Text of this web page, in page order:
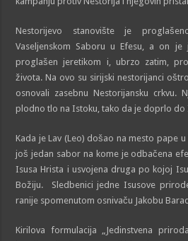
Nestorijevo stanovište je
Vaseljenskom Saboru u Efesu, a on je
proglašen jeretikom i, ubrzo zatim,
života. Na ovo su sirijski nestorijanci
osnovali zasebnu Nestorijansku crkvu.
plodno tlo na Istoku, tako da je doprlo do
Kada je Lav (Leo) došao na mesto pape u
još jedan sabor na kome je odbačena
Isusa Hrista i usvojena druga po kojoj
Božiju. Sledbenici jedne Isusove
ranije spomenutom osnivaču Jakobu
Kirilova formulacija „Jedinstvena